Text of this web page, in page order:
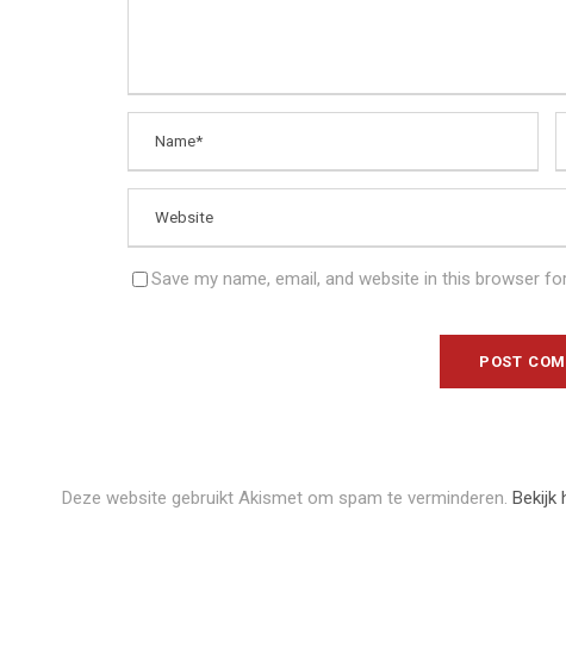
Save my name, email, and website in this browser
Deze website gebruikt Akismet om spam te verminderen. Bekijk